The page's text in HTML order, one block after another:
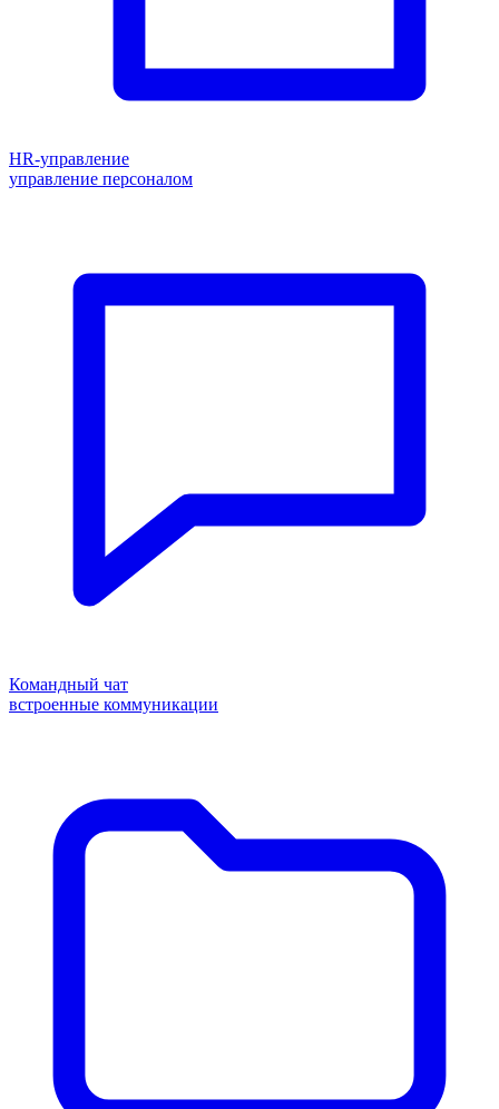
HR-управление
управление персоналом
Командный чат
встроенные коммуникации